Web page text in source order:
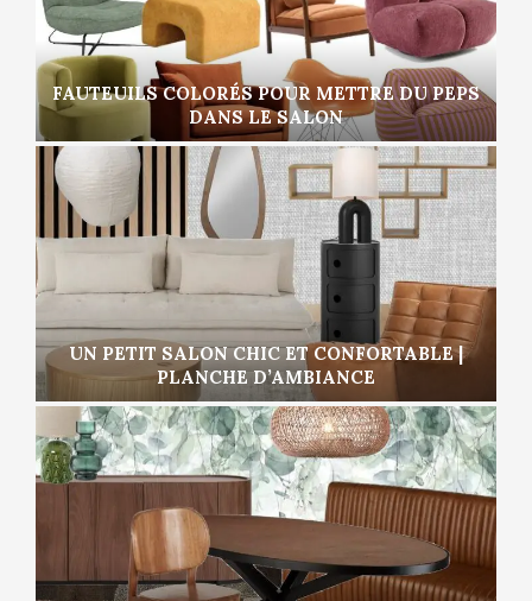
FAUTEUILS COLORÉS POUR METTRE DU PEPS
DANS LE SALON
UN PETIT SALON CHIC ET CONFORTABLE |
PLANCHE D’AMBIANCE